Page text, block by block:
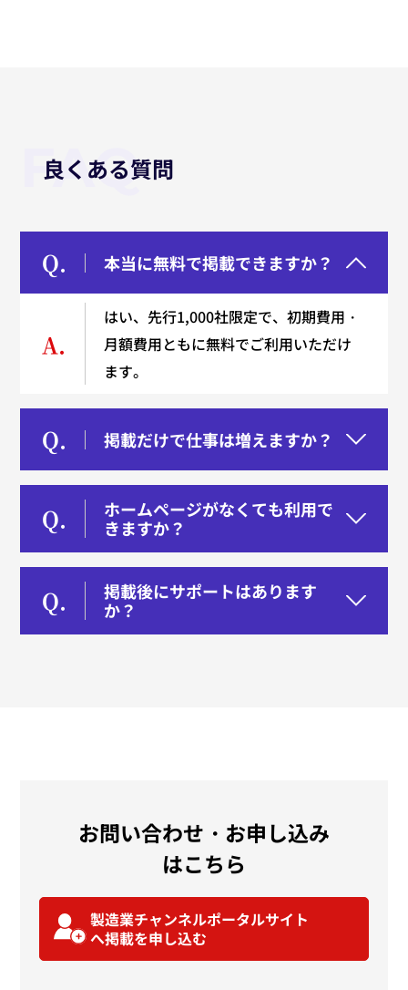
FAQ
良くある質問
Q. 本当に無料で掲載できますか？
A.
はい、先行1,000社限定で、初期費用・
月額費用ともに無料でご利用いただけ
ます。
Q. 掲載だけで仕事は増えますか？
Q.
ホームページがなくても利用で
きますか？
Q.
掲載後にサポートはあります
か？
お問い合わせ・お申し込み
はこちら
製造業チャンネルポータルサイト
へ掲載を申し込む